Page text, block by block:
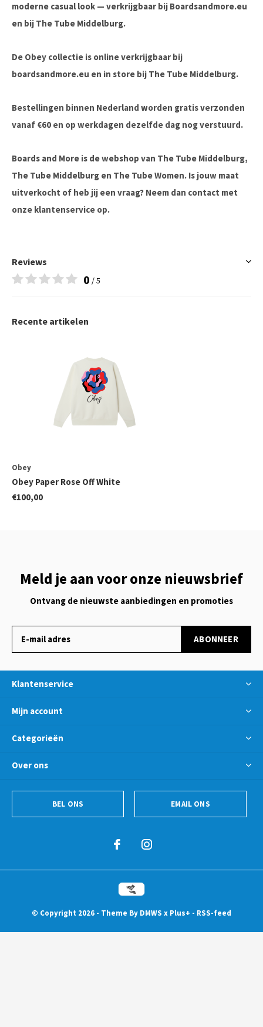
moderne casual look — verkrijgbaar bij Boardsandmore.eu
en bij The Tube Middelburg.
De Obey collectie is online verkrijgbaar bij
boardsandmore.eu en in store bij The Tube Middelburg.
Bestellingen binnen Nederland worden gratis verzonden
vanaf €60 en op werkdagen dezelfde dag nog verstuurd.
Boards and More is de webshop van The Tube Middelburg,
The Tube Middelburg en The Tube Women. Is jouw maat
uitverkocht of heb jij een vraag? Neem dan contact met
onze klantenservice op.
Reviews
0 / 5
Recente artikelen
Obey
Obey Paper Rose Off White
€100,00
Meld je aan voor onze nieuwsbrief
Ontvang de nieuwste aanbiedingen en promoties
ABONNEER
Klantenservice
Mijn account
Categorieën
Over ons
BEL ONS EMAIL ONS
© Copyright 2026 - Theme By DMWS x Plus+ - RSS-feed